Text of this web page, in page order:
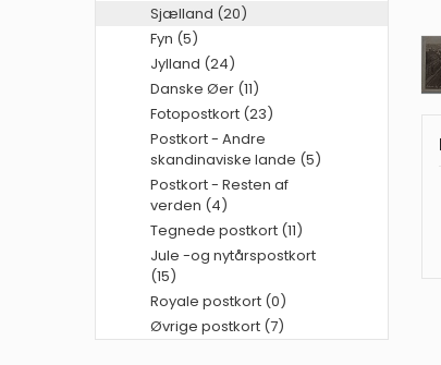
Sjælland (20)
Fyn (5)
Jylland (24)
Danske Øer (11)
Fotopostkort (23)
Postkort - Andre
skandinaviske lande (5)
Postkort - Resten af
verden (4)
Tegnede postkort (11)
Jule -og nytårspostkort
(15)
Royale postkort (0)
Øvrige postkort (7)